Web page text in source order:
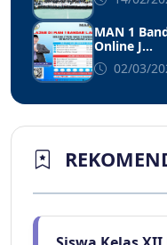
MAN 1
Online J...
02/03/